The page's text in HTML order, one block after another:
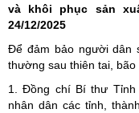
và khôi phục sản
24/12/2025
Để đảm bảo người dân
thường sau thiên tai,
1. Đồng chí Bí thư Tỉnh
nhân dân các tỉnh,